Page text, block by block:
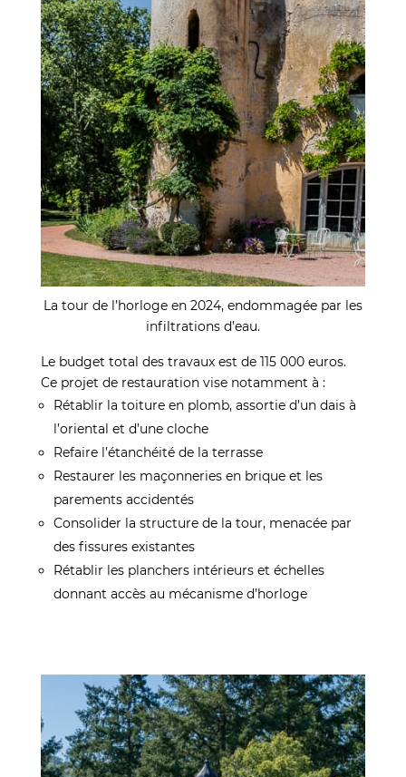
La tour de l’horloge en 2024, endommagée par les
infiltrations d’eau.
Le budget total des travaux est de 115 000 euros.
Ce projet de restauration vise notamment à :
Rétablir la toiture en plomb, assortie d’un dais à
l’oriental et d’une cloche
Refaire l’étanchéité de la terrasse
Restaurer les maçonneries en brique et les
parements accidentés
Consolider la structure de la tour, menacée par
des fissures existantes
Rétablir les planchers intérieurs et échelles
donnant accès au mécanisme d’horloge